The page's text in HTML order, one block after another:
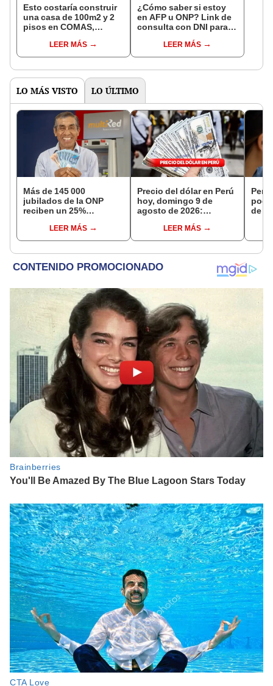
Esto costaría construir
una casa de 100m2 y 2
pisos en COMAS,
distritos de LIMA
NORTE
LEER MÁS
¿Cómo saber si estoy
en AFP u ONP? Link de
consulta con DNI para
pensiones estás
LEER MÁS
LO MÁS VISTO LO ÚLTIMO
Más de 145 000
jubilados de la ONP
reciben un 25%
en agostoLEER MÁS
Precio del dólar en Perú
hoy, domingo 9 de
agosto de 2026:
cambio en bancos,
casas de cambio y
LEER MÁS
de